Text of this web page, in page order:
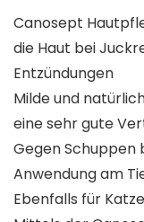
Canosept
die Haut bei
Entzündungen
Milde und
eine sehr gute
Gegen Schuppen
Anwendung am
Ebenfalls für